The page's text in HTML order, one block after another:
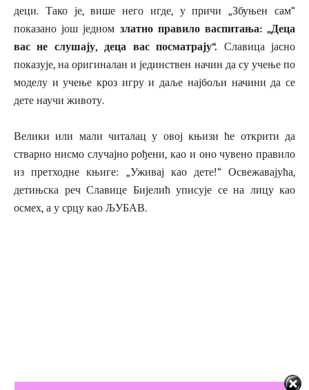
деци. Тако је, више него игде, у причи „Збуњен сам“
показано још једном златно правило васпитања: „Деца
вас не слушају, деца вас посматрају“. Славица јасно
показује, на оригиналан и јединствен начин да су учење по
моделу и учење кроз игру и даље најбољи начини да се
дете научи животу.
Велики или мали читалац у овој књизи ће открити да
стварно нисмо случајно рођени, као и оно чувено правило
из претходне књиге: „Уживај као дете!“ Освежавајућа,
детињска реч Славице Бијелић уписује се на лицу као
осмех, а у срцу као ЉУБАВ.